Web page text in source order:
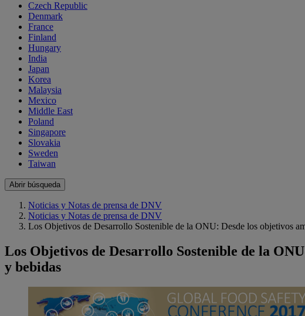
Czech Republic
Denmark
France
Finland
Hungary
India
Japan
Korea
Malaysia
Mexico
Middle East
Poland
Singapore
Slovakia
Sweden
Taiwan
Abrir búsqueda
Noticias y Notas de prensa de DNV
Noticias y Notas de prensa de DNV
Los Objetivos de Desarrollo Sostenible de la ONU: Desde los objetivos
Los Objetivos de Desarrollo Sostenible de la
y bebidas